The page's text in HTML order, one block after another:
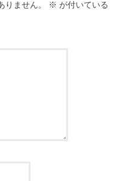
りません。 ※ が付いている